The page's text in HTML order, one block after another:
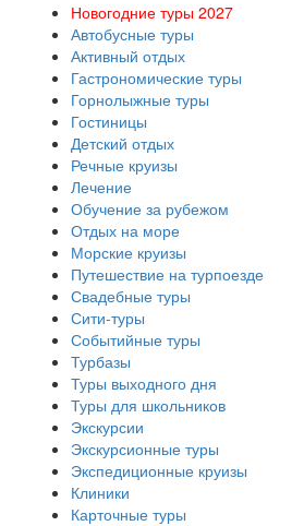
Новогодние туры 2027
Автобусные туры
Активный отдых
Гастрономические туры
Горнолыжные туры
Гостиницы
Детский отдых
Речные круизы
Лечение
Обучение за рубежом
Отдых на море
Морские круизы
Путешествие на турпоезде
Свадебные туры
Сити-туры
Событийные туры
Турбазы
Туры выходного дня
Туры для школьников
Экскурсии
Экскурсионные туры
Экспедиционные круизы
Клиники
Карточные туры